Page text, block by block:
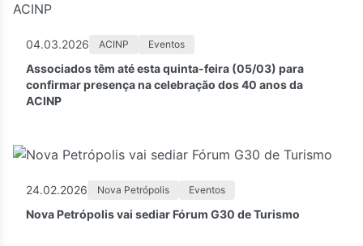
04.03.2026 ACINP Eventos
Associados têm até esta quinta-feira (05/03) para
confirmar presença na celebração dos 40 anos da
ACINP
24.02.2026 Nova Petrópolis Eventos
Nova Petrópolis vai sediar Fórum G30 de Turismo